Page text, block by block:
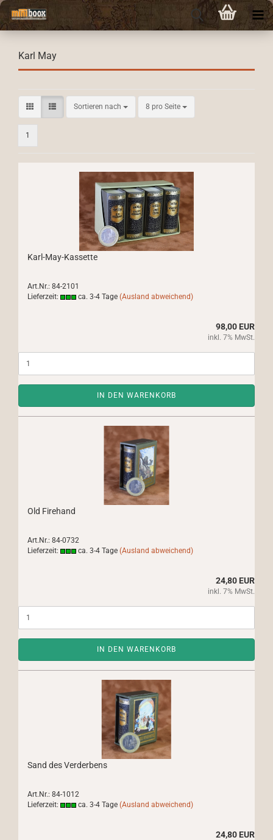
Karl May
Sortieren nach
Sortieren nach 8 pro Seite
pro Seite
1
Karl-May-Kassette
Art.Nr.: 84-2101
Lieferzeit:
ca. 3-4 Tage (Ausland abweichend)
98,00 EUR
inkl. 7% MwSt.
IN DEN WARENKORB
Old Firehand
Art.Nr.: 84-0732
Lieferzeit:
ca. 3-4 Tage (Ausland abweichend)
24,80 EUR
inkl. 7% MwSt.
IN DEN WARENKORB
Sand des Verderbens
Art.Nr.: 84-1012
Lieferzeit:
ca. 3-4 Tage (Ausland abweichend)
24,80 EUR